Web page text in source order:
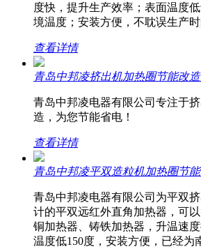
度快，提升生产效率；表面温度
境温度；安装方便，不耽误生产时
查看详情
青岛中邦凌挤出机加热圈节能改
青岛中邦凌电器有限公司专注于
造，为您节能省电！
查看详情
青岛中邦凌平双造粒机加热圈节
青岛中邦凌电器有限公司为平双
计的平双远红外直角加热器，可
铜加热器、铸铁加热器，升温速
温度低150度，安装方便，已经为